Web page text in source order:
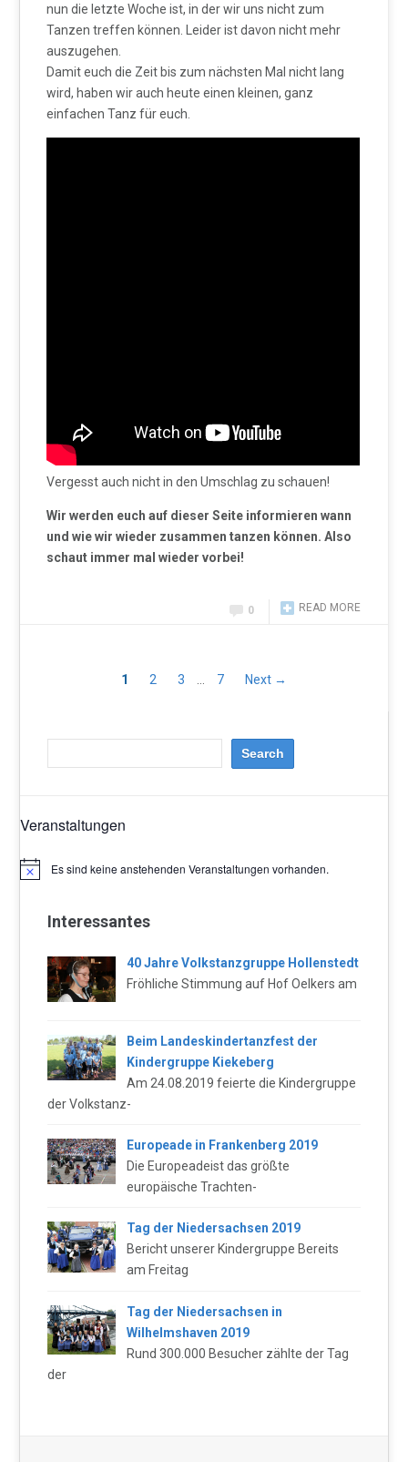
nun die letzte Woche ist, in der wir uns nicht zum
Tanzen treffen können. Leider ist davon nicht mehr
auszugehen.
Damit euch die Zeit bis zum nächsten Mal nicht lang
wird, haben wir auch heute einen kleinen, ganz
einfachen Tanz für euch.
Vergesst auch nicht in den Umschlag zu schauen!
Wir werden euch auf dieser Seite informieren wann
und wie wir wieder zusammen tanzen können. Also
schaut immer mal wieder vorbei!
READ MORE
0
1 2 3 7 Next →
Veranstaltungen
HinweisEs sind keine anstehenden Veranstaltungen vorhanden.
Interessantes
40 Jahre Volkstanzgruppe Hollenstedt
Fröhliche Stimmung auf Hof Oelkers am
Beim Landeskindertanzfest der
Kindergruppe Kiekeberg
Am 24.08.2019 feierte die Kindergruppe
der Volkstanz-
Europeade in Frankenberg 2019
Die Europeadeist das größte
europäische Trachten-
Tag der Niedersachsen 2019
Bericht unserer Kindergruppe Bereits
am Freitag
Tag der Niedersachsen in
Wilhelmshaven 2019
Rund 300.000 Besucher zählte der Tag
der